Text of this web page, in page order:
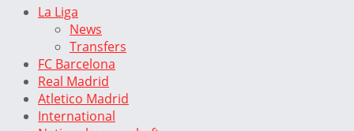
La Liga
News
Transfers
FC Barcelona
Real Madrid
Atletico Madrid
International